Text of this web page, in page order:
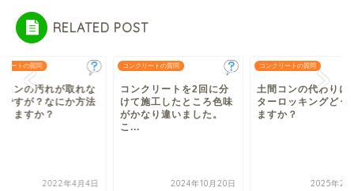
RELATED POST
リートの質問
コンの汚れが取れな
ですが？なにか方法
りますか？
2022年4月4日
コンクリートの質問
コンクリートを2回に分
けて施工したところ色味
がかなり違いました。
こ...
2024年10月20日
コンクリートの質問
土間コンの代わりに
ターロッキングどう
ますか？
2025年2